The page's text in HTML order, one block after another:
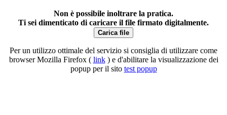
Non è possibile inoltrare la pratica.
Ti sei dimenticato di caricare il file firmato digitalmente.
Carica file
Per un utilizzo ottimale del servizio si consiglia di utilizzare come
browser Mozilla Firefox ( link) e d'abilitare la visualizzazione dei
popup per il sito test popup